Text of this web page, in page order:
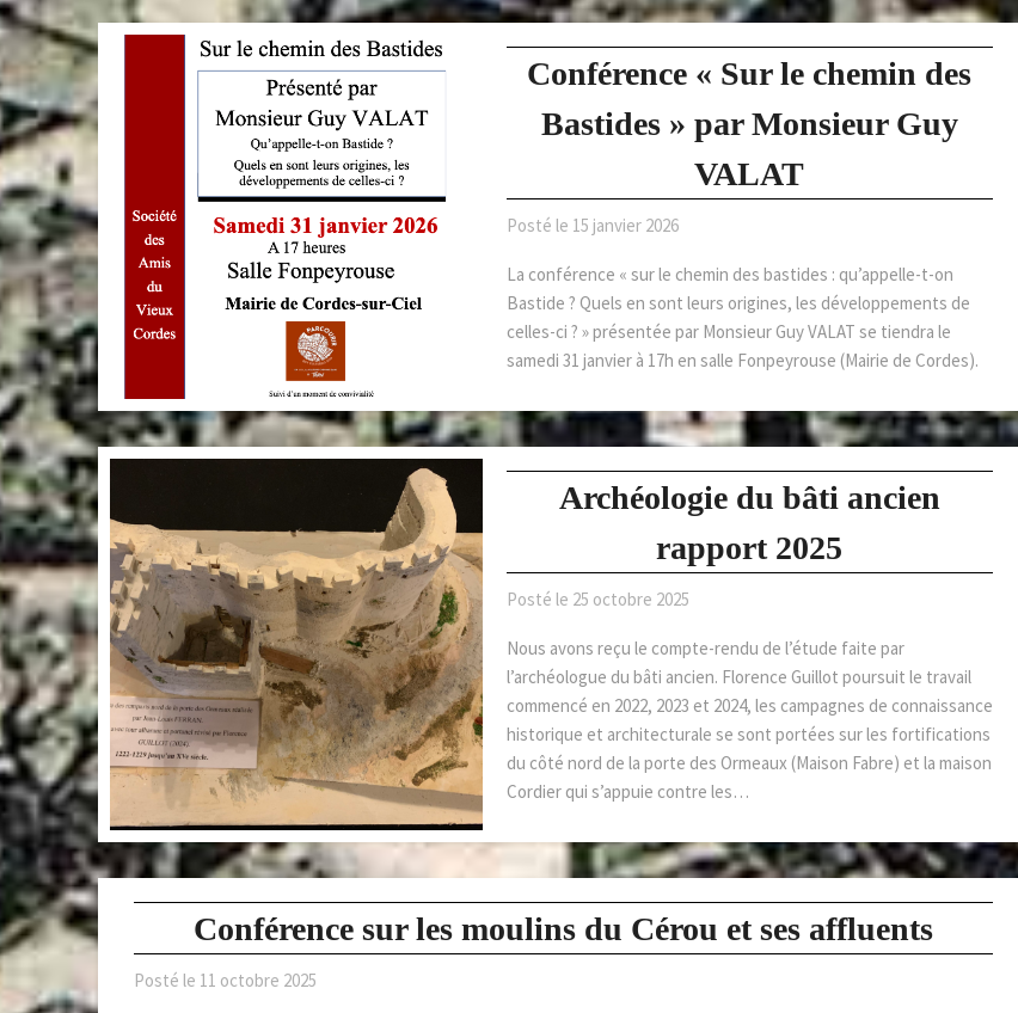
Conférence « Sur le chemin des
Bastides » par Monsieur Guy
VALAT
Posté le 15 janvier 2026
La conférence « sur le chemin des bastides : qu’appelle-t-on
Bastide ? Quels en sont leurs origines, les développements de
celles-ci ? » présentée par Monsieur Guy VALAT se tiendra le
samedi 31 janvier à 17h en salle Fonpeyrouse (Mairie de Cordes).
Archéologie du bâti ancien
rapport 2025
Posté le 25 octobre 2025
Nous avons reçu le compte-rendu de l’étude faite par
l’archéologue du bâti ancien. Florence Guillot poursuit le travail
commencé en 2022, 2023 et 2024, les campagnes de connaissance
historique et architecturale se sont portées sur les fortifications
du côté nord de la porte des Ormeaux (Maison Fabre) et la maison
Cordier qui s’appuie contre les…
Conférence sur les moulins du Cérou et ses affluents
Posté le 11 octobre 2025